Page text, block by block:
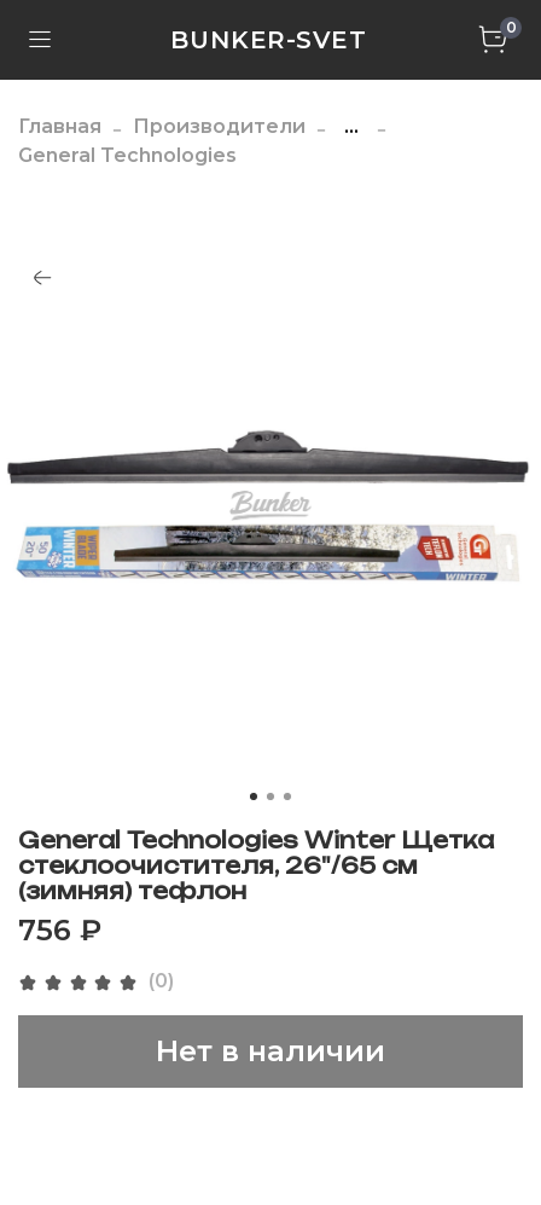
BUNKER-SVET 0
Главная Производители
...
General Technologies
(0)
General Technologies Winter Щетка
стеклоочистителя, 26"/65 см
(зимняя) тефлон
756 ₽
Нет в наличии